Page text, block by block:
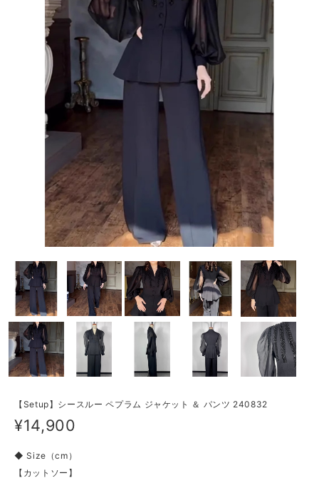
【Setup】シースルー ペプラム ジャケット ＆ パンツ 240832
¥14,900
◆ Size（cm）
【カットソー】